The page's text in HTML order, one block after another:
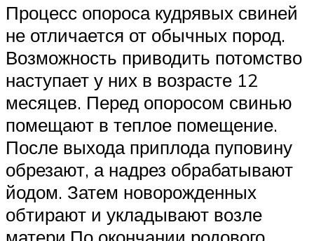
Процесс опороса кудрявых свиней
не отличается от обычных пород.
Возможность приводить потомство
наступает у них в возрасте 12
месяцев. Перед опоросом свинью
помещают в теплое помещение.
После выхода приплода пуповину
обрезают, а надрез обрабатывают
йодом. Затем новорожденных
обтирают и укладывают возле